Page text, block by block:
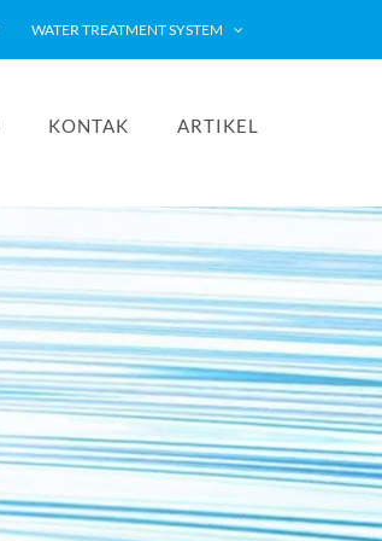
WATER TREATMENT SYSTEM
KONTAK ARTIKEL